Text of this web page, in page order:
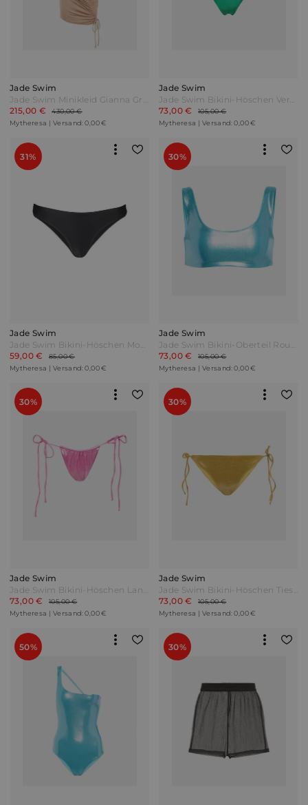
Jade Swim
Jade Swim Minikleid Gianna Grün
215,00 €
430,00 €
Mytheresa | Versand: 0,00 €
Jade Swim
Jade Swim Bikini-Höschen Vera Grün
73,00 €
105,00 €
Mytheresa | Versand: 0,00 €
31%
Jade Swim
Jade Swim Bikini-Höschen Most Wanted Schwarz
59,00 €
85,00 €
Mytheresa | Versand: 0,00 €
30%
Jade Swim
Jade Swim Bikini-Oberteil Rounded Edges Blau
73,00 €
105,00 €
Mytheresa | Versand: 0,00 €
30%
Jade Swim
Jade Swim Bikini-Höschen Lana Pink
73,00 €
105,00 €
Mytheresa | Versand: 0,00 €
30%
Jade Swim
Jade Swim Bikini-Höschen Ties Gold
73,00 €
105,00 €
Mytheresa | Versand: 0,00 €
50% 30%